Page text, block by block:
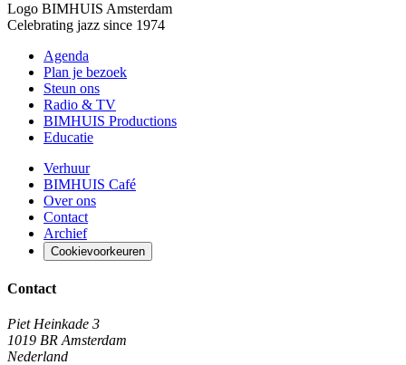
Logo BIMHUIS Amsterdam
Celebrating jazz since 1974
Agenda
Plan je bezoek
Steun ons
Radio & TV
BIMHUIS Productions
Educatie
Verhuur
BIMHUIS Café
Over ons
Contact
Archief
Cookievoorkeuren
Contact
Piet Heinkade 3
1019 BR Amsterdam
Nederland